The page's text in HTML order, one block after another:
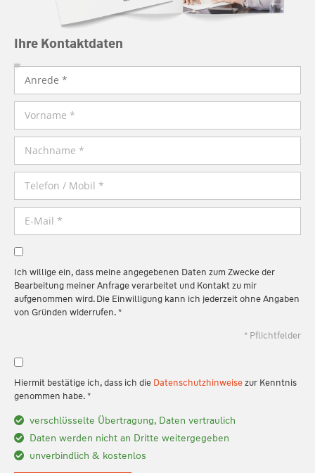
Ihre Kontaktdaten
Ich willige ein, dass meine angegebenen Daten zum Zwecke der
Bearbeitung meiner Anfrage verarbeitet und Kontakt zu mir
aufgenommen wird. Die Einwilligung kann ich jederzeit ohne Angaben
von Gründen widerrufen. *
* Pflichtfelder
Hiermit bestätige ich, dass ich die Datenschutzhinweisezur Kenntnis
genommen habe. *
verschlüsselte Übertragung, Daten vertraulich
Daten werden nicht an Dritte weitergegeben
unverbindlich & kostenlos